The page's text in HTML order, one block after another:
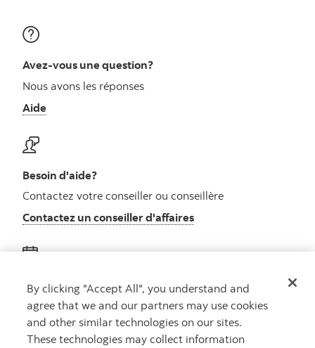
Avez-vous une question?
Nous avons les réponses
Aide
Besoin d'aide?
Contactez votre conseiller ou conseillère
Contactez un conseiller d'affaires
Obtenez des conseils
Rencontrez un conseiller
Prenez rendez-vous
By clicking "Accept All", you understand and
agree that we and our partners may use cookies
and other similar technologies on our sites.
These technologies may collect information